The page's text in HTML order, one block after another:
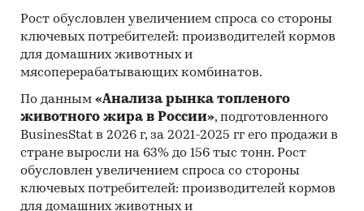
последний месяц, темпы прироста к
аналогичному периоду предыдущего года
2007-2025
2025
Темпы прироста цены к предыдущему
месяцу, 2025
Максимальные, минимальные, средние
значения цены по месяцам в 2024, 2025
Рост обусловлен увеличением спроса со стороны
ключевых потребителей: производителей кормов
для домашних животных и
мясоперерабатывающих комбинатов.
По данным «Анализа рынка топленого
животного жира в России», подготовленного
BusinesStat в 2026 г, за 2021-2025 гг его продажи в
стране выросли на 63% до 156 тыс тонн. Рост
обусловлен увеличением спроса со стороны
ключевых потребителей: производителей кормов
для домашних животных и